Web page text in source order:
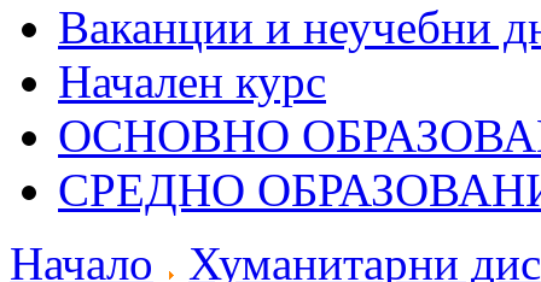
Ваканции и неучебни
Начален курс
ОСНОВНО
СРЕДНО
Начало
Хуманитарни